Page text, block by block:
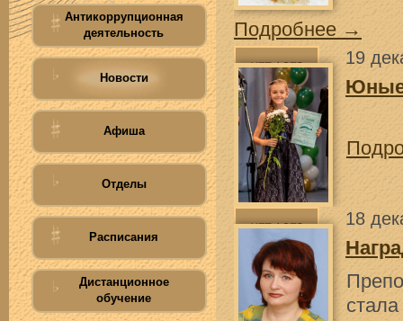
Антикоррупционная
деятельность
Новости
Афиша
Отделы
Расписания
Дистанционное
обучение
Подробнее →
19
Юные
18